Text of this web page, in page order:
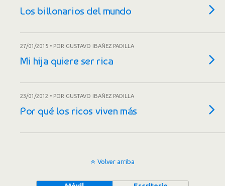
Los billonarios del mundo
27/01/2015 • POR GUSTAVO IBAÑEZ PADILLA
Mi hija quiere ser rica
23/01/2012 • POR GUSTAVO IBAÑEZ PADILLA
Por qué los ricos viven más
Volver arriba